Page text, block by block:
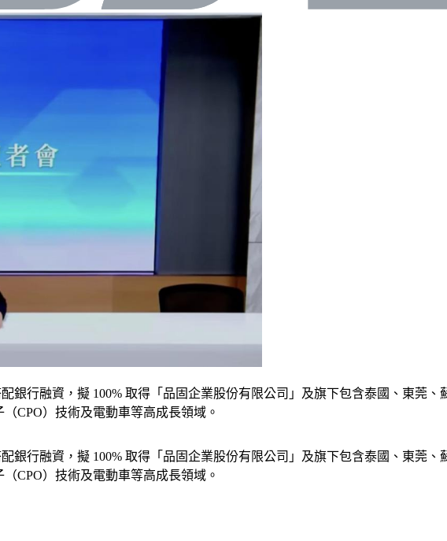
銀行融資，擬 100% 取得「品固企業股份有限公司」及旗下包含泰國、東莞
CPO）技術及電動車等高成長領域。
銀行融資，擬 100% 取得「品固企業股份有限公司」及旗下包含泰國、東莞
CPO）技術及電動車等高成長領域。